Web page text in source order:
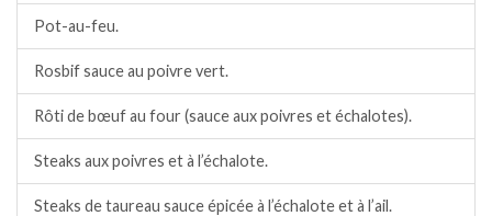
Pot-au-feu.
Rosbif sauce au poivre vert.
Rôti de bœuf au four (sauce aux poivres et échalotes).
Steaks aux poivres et à l’échalote.
Steaks de taureau sauce épicée à l’échalote et à l’ail.